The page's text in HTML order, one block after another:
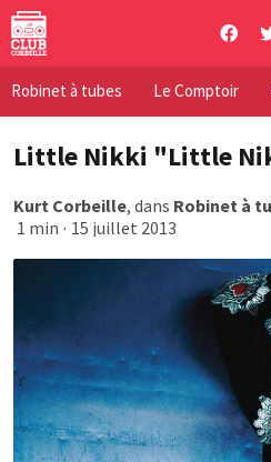
Skip
content
Robinet à tubes Le Comptoir
Little Nikki "Little
Kurt Corbeille, dans Robinet à
1 min · 15 juillet 2013